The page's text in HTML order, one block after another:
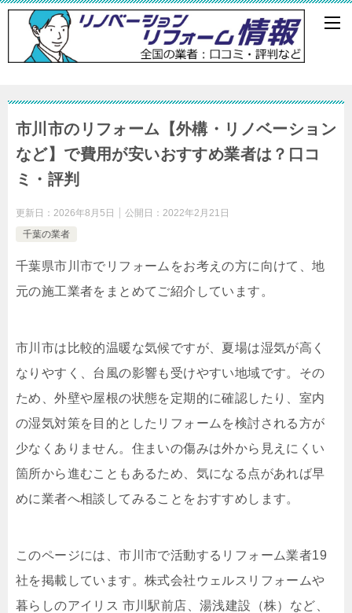
市川市のリフォーム【外構・リノベーション
など】で費用が安いおすすめ業者は？口コ
ミ・評判
更新日： 2026年8月5日 公開日： 2022年2月21日
千葉の業者
千葉県市川市でリフォームをお考えの方に向けて、地
元の施工業者をまとめてご紹介しています。
市川市は比較的温暖な気候ですが、夏場は湿気が高く
なりやすく、台風の影響も受けやすい地域です。その
ため、外壁や屋根の状態を定期的に確認したり、室内
の湿気対策を目的としたリフォームを検討される方が
少なくありません。住まいの傷みは外から見えにくい
箇所から進むこともあるため、気になる点があれば早
めに業者へ相談してみることをおすすめします。
このページには、市川市で活動するリフォーム業者19
社を掲載しています。株式会社ウェルスリフォームや
暮らしのアイリス 市川駅前店、湯浅建設（株）など、